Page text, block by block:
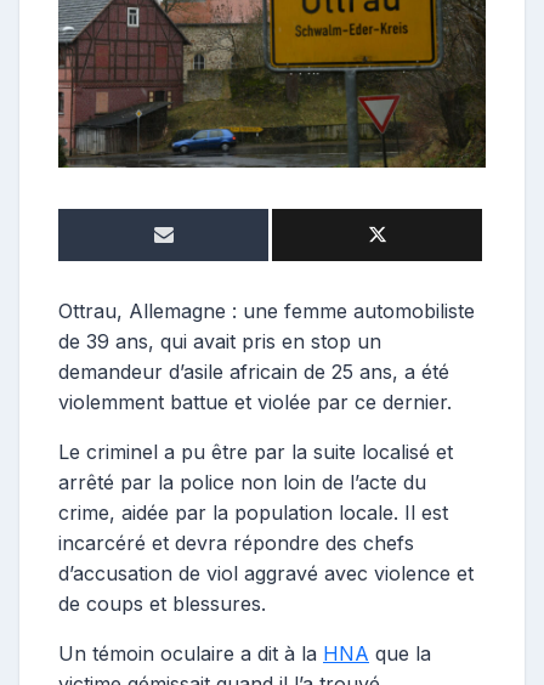
r
i
b
u
r
i
Ottrau, Allemagne : une femme automobiliste
de 39 ans, qui avait pris en stop un
demandeur d’asile africain de 25 ans, a été
violemment battue et violée par ce dernier.
Le criminel a pu être par la suite localisé et
arrêté par la police non loin de l’acte du
crime, aidée par la population locale. Il est
incarcéré et devra répondre des chefs
d’accusation de viol aggravé avec violence et
de coups et blessures.
Un témoin oculaire a dit à la HNA que la